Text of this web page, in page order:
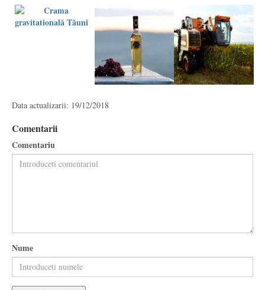
Data actualizarii: 19/12/2018
Comentarii
Comentariu
Nume